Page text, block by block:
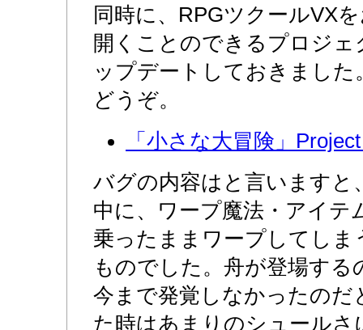
同時に、RPGツクールVX
開くことのできるプロジ
ップデートしておきまし
どうぞ。
「小さな大冒険」
バグの内容はと言いますと
中に、ワープ魔法・アイテ
乗ったままワープしてし
ものでした。舟が登場す
今まで発覚しなかったのだ
た時はあまりのシュール